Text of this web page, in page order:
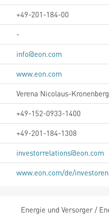
+49-201-184-00
-
info@eon.com
www.eon.com
Verena Nicolaus-Kronenberg
+49-152-0933-1400
+49-201-184-1308
investorrelations@eon.com
www.eon.com/de/
Energie und Versorger /